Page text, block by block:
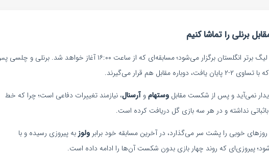
برنلی را تماشا کنیم
در روز ۱ آذر ۱۴۰۴ دیدار برنلی و چلسی در لیگ برتر انگلستان برگزار می‌شود؛ مسابقه‌ای که از ساعت ۱۶:۰۰ آغاز خواهد شد. برنلی و
هم قرار می‌گیرند.
نمی‌آید و پس از شکست مقابل وستهامو آرسنال، نیازمند تغییرات دفاعی است؛ چرا که خط
نداشته و در هر سه بازی گل دریافت کرده است.
خوبی را پشت سر می‌گذارد، در آخرین مسابقه خود برابر ولوز به پیروزی رسیده و با
پیروزی‌ای که روند چهار بازی بدون شکست آن‌ها را ادامه داده است.